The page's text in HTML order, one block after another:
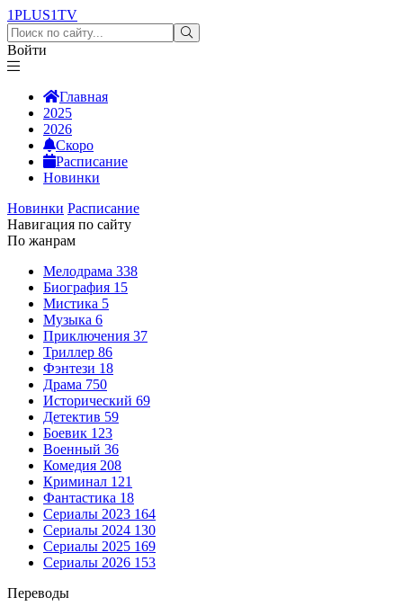
1PLUS1TV
Войти
Главная
2025
2026
Скоро
Расписание
Новинки
Новинки Расписание
Навигация по сайту
По жанрам
Мелодрама 338
Биография 15
Мистика 5
Музыка 6
Приключения 37
Триллер 86
Фэнтези 18
Драма 750
Исторический 69
Детектив 59
Боевик 123
Военный 36
Комедия 208
Криминал 121
Фантастика 18
Сериалы 2023 164
Сериалы 2024 130
Сериалы 2025 169
Сериалы 2026 153
Переводы